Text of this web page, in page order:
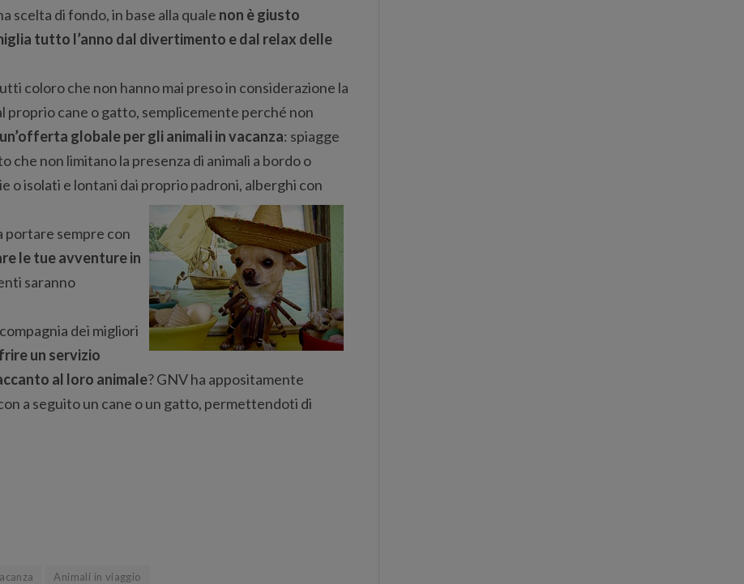
scelta di fondo, in base alla quale non è giusto
tutto l’anno dal divertimento e dal relax delle
coloro che non hanno mai preso in considerazione la
proprio cane o gatto, semplicemente perché non
globale per gli animali in vacanza: spiagge
che non limitano la presenza di animali a bordo o
o isolati e lontani dai proprio padroni, alberghi con
portare sempre con
le tue avventure in
saranno
dei migliori
un servizio
al loro animale? GNV ha appositamente
a seguito un cane o un gatto, permettendoti di
Animali in viaggio